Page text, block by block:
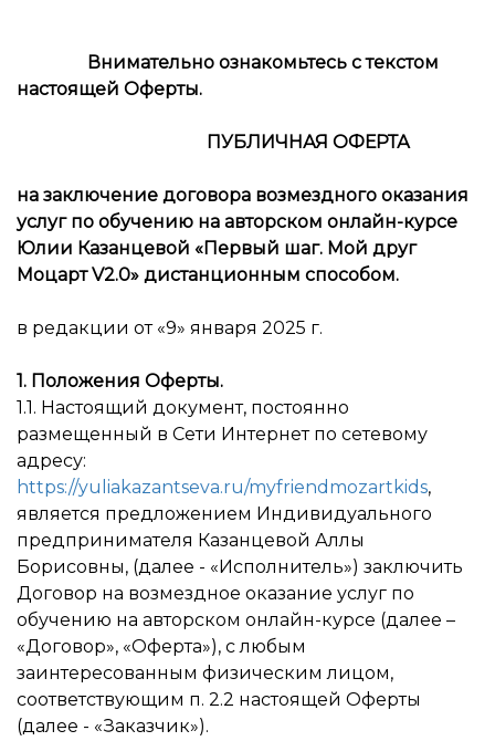
Внимательно ознакомьтесь с текстом
настоящей Оферты.
ПУБЛИЧНАЯ ОФЕРТА
на заключение договора возмездного оказания
услуг по обучению на авторском онлайн-курсе
Юлии Казанцевой «Первый шаг. Мой друг
Моцарт V2.0» дистанционным способом.
в редакции от «9» января 2025 г.
1. Положения Оферты.
1.1. Настоящий документ, постоянно
размещенный в Сети Интернет по сетевому
адресу:
https://yuliakazantseva.ru/myfriendmozartkids,
является предложением Индивидуального
предпринимателя Казанцевой Аллы
Борисовны, (далее - «Исполнитель») заключить
Договор на возмездное оказание услуг по
обучению на авторском онлайн-курсе (далее –
«Договор», «Оферта»), с любым
заинтересованным физическим лицом,
соответствующим п. 2.2 настоящей Оферты
(далее - «Заказчик»).